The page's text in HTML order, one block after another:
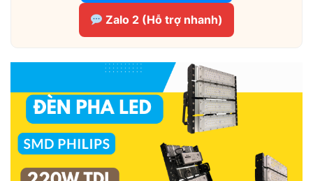
Zalo 2 (Hỗ trợ nhanh)